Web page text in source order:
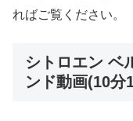
ればご覧ください。
シトロエン ベ
ンド動画(10分